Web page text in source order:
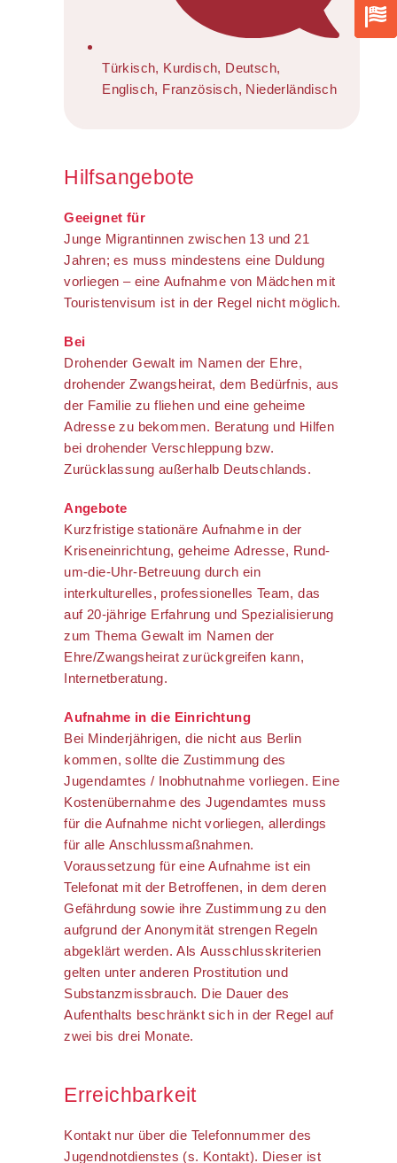
Türkisch, Kurdisch, Deutsch,
Englisch, Französisch, Niederländisch
Hilfsangebote
Geeignet für
Junge Migrantinnen zwischen 13 und 21
Jahren; es muss mindestens eine Duldung
vorliegen – eine Aufnahme von Mädchen mit
Touristenvisum ist in der Regel nicht möglich.
Bei
Drohender Gewalt im Namen der Ehre,
drohender Zwangsheirat, dem Bedürfnis, aus
der Familie zu fliehen und eine geheime
Adresse zu bekommen. Beratung und Hilfen
bei drohender Verschleppung bzw.
Zurücklassung außerhalb Deutschlands.
Angebote
Kurzfristige stationäre Aufnahme in der
Kriseneinrichtung, geheime Adresse, Rund-
um-die-Uhr-Betreuung durch ein
interkulturelles, professionelles Team, das
auf 20-jährige Erfahrung und Spezialisierung
zum Thema Gewalt im Namen der
Ehre/Zwangsheirat zurückgreifen kann,
Internetberatung.
Aufnahme in die Einrichtung
Bei Minderjährigen, die nicht aus Berlin
kommen, sollte die Zustimmung des
Jugendamtes / Inobhutnahme vorliegen. Eine
Kostenübernahme des Jugendamtes muss
für die Aufnahme nicht vorliegen, allerdings
für alle Anschlussmaßnahmen.
Voraussetzung für eine Aufnahme ist ein
Telefonat mit der Betroffenen, in dem deren
Gefährdung sowie ihre Zustimmung zu den
aufgrund der Anonymität strengen Regeln
abgeklärt werden. Als Ausschlusskriterien
gelten unter anderen Prostitution und
Substanzmissbrauch. Die Dauer des
Aufenthalts beschränkt sich in der Regel auf
zwei bis drei Monate.
Erreichbarkeit
Kontakt nur über die Telefonnummer des
Jugendnotdienstes (s. Kontakt). Dieser ist